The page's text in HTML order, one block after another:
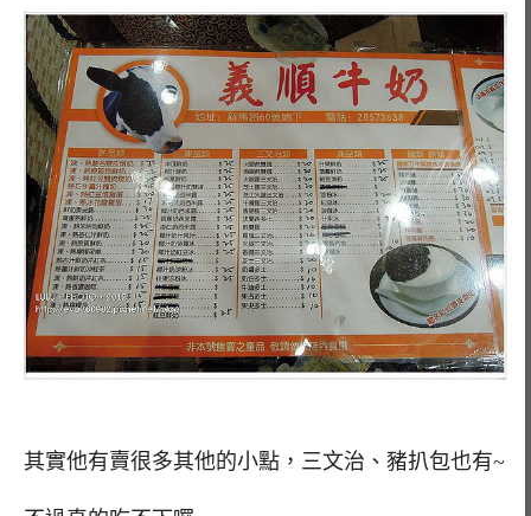
其實他有賣很多其他的小點，三文治、豬扒包也有~